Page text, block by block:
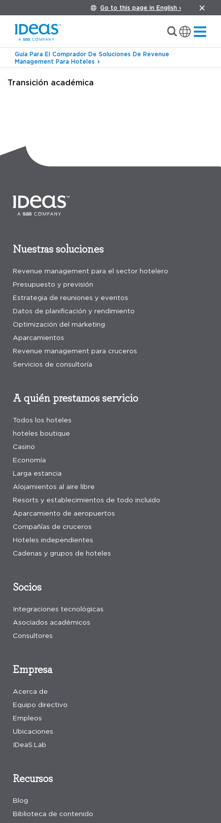
Go to this page in English ›
Guía Para El Comprador De Soluciones De Revenue
Management Para Hoteles
Transición académica
Nuestras soluciones
Revenue management para el sector hotelero
Presupuesto y previsión
Estrategia de reuniones y eventos
Datos de planificación y rendimiento
Optimización del marketing
Aparcamientos
Revenue management para cruceros
Servicios de consultoría
A quién prestamos servicio
Todos los hoteles
hoteles boutique
Casino
Economía
Larga estancia
Alojamientos al aire libre
Resorts y establecimientos de todo incluido
Aparcamiento de aeropuertos
Compañías de cruceros
Hoteles independientes
Cadenas y grupos de hoteles
Empresa
Acerca de
Equipo directivo
Empleos
Ubicaciones
IDeaS.Lab
Recursos
Blog
Biblioteca de contenido
Socios
Integraciones tecnológicas
Asociados académicos
Consultores